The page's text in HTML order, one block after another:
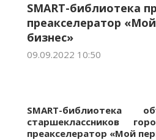
SMART-библиотека
преакселератор
бизнес»
09.09.2022 10:50
SMART-библиотека
старшеклассников
преакселератор «Мой